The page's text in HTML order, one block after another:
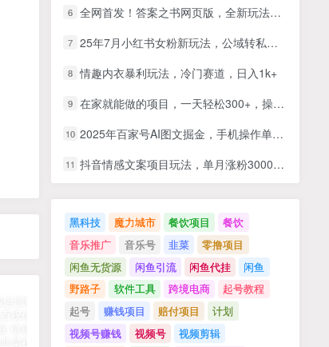
6 全网首发！答案之书网页版，全新玩法，搭配文档和网页，日入1k+零门槛小白首选副业
7 25年7月小红书女粉新玩法，公域转私域变现，日轻松变现2张+，5分钟简单复制好上手
8 情趣内衣暴利玩法，冷门赛道，日入1k+
9 在家就能做的项目，一天轻松300+，操作简单上手快
10 2025年百家号AI图文掘金，手机操作单号月入4-5位数，低门槛【附指令+工具】
11 抖音情感文案项目玩法，单月涨粉3000+，新手小白也能做
黑科技 魔力城市 餐饮项目
餐饮
音乐推广
音乐号 韭菜
零撸项目
闲鱼无货源
闲鱼引流 闲鱼代挂
闲鱼
野路子
软件工具 跨境电商
起号教程
起号
赚钱项目 赔付项目
计划
视频号赚钱
视频号
视频剪辑